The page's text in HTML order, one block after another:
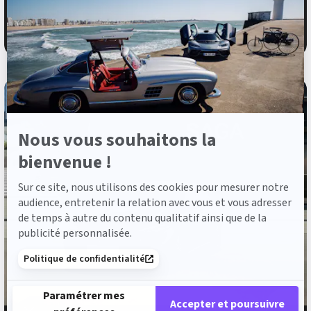
sur
Axeptio
Nous vous souhaitons la
bienvenue !
Sur ce site, nous utilisons des cookies pour mesurer notre
audience, entretenir la relation avec vous et vous adresser
de temps à autre du contenu qualitatif ainsi que de la
publicité personnalisée.
Politique de confidentialité
Paramétrer mes
Accepter et poursuivre
45 650 €
ou à partir de654 €/mois